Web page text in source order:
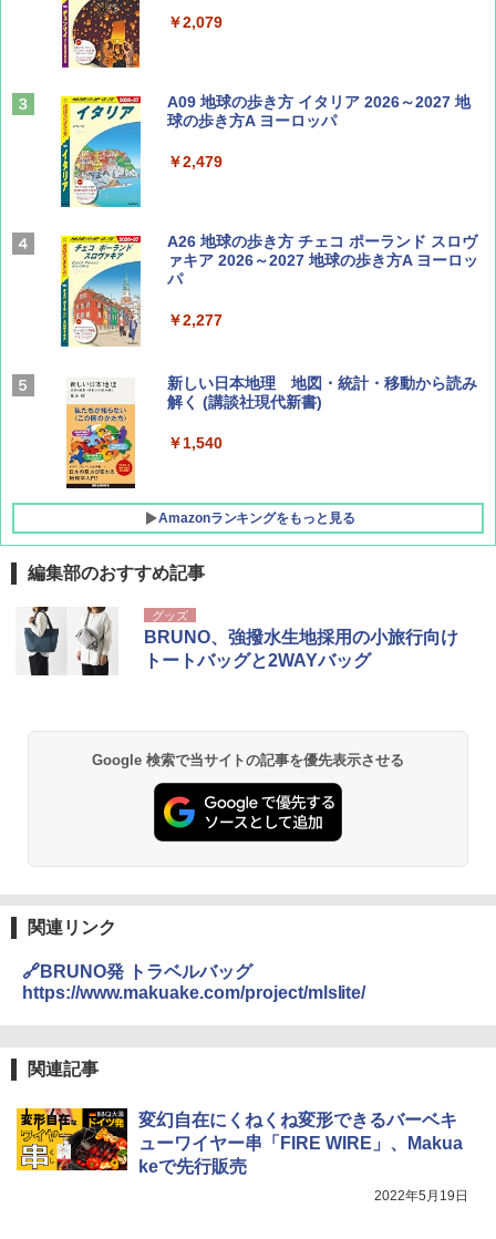
￥713
山と溪谷 2026年8月号「南アルプス大全」
Coyote No.89 特集 星野道夫 夢見る旅
￥1,540
AIRLINE（エアライン）2026年9月号【特
集】ボーイング110周年を祝して！
￥1,760
￥2,079
A09 地球の歩き方 イタリア 2026～2027 地
球の歩き方A ヨーロッパ
￥2,479
A26 地球の歩き方 チェコ ポーランド スロヴ
ァキア 2026～2027 地球の歩き方A ヨーロッ
パ
￥2,277
新しい日本地理 地図・統計・移動から読み
解く (講談社現代新書)
￥1,540
Amazonランキングをもっと見る
[キャンパーズコレクション 山善] ポップアッ
プテント 傘みたいに広げて畳める パッとサ
ッとサンシェード キューブ フルクローズ メ
ッシュ 簡単設置 ワンタッチテント キャンプ
PYKES PEAK (パイクスピーク) 着替えテン
ト プライバシー テント 【中が透けない】 1
人用 折りたたみ 防災グッズ 災害用トイレ ビ
ーチ ピクニック ポップアップテント 携帯 簡
易 トイレテント (ブラック)
ENDLESS BASE 《めざましテレビで紹介》
テント ワンタッチ RENEW 幅200 2-3人用 43
500002(89232)
[キャンパーズコレクション 山善] 傘みたいに
広げるだけ パッとサッとテント ブラックコ
ーティング フルクローズ メッシュ 3-4人用
簡単設置 ポップアップテント エクルベージ
GRANDOOR ステンレス保冷剤 2個セット 2
026リニューアル 急速冷凍 空間倍増 衛生的
コンパクト 保冷力長持ち
DEWEL パラソル 大型 ビーチ アウトドアパ
ラソル ガーデン サイトシート付 折りたたみ
防水 UVカット 4段階高さ調整 軽量 収納袋付
き
秒）射程5～10m 安全ロック搭載 携帯収納袋
付き ヒグマ・イノシシ対策 自治体・教育機
関の購入実績 登山・キャンプ・アウトドア・
ポインターライト 強力 小型 緑色/赤色/青紫色
USB充電式 高精度 超長距離照射 長時間使用
ンパクト多機能設計 持ち運び便利 アウトド
編集部のおすすめ記事
グッズ
BRUNO、強撥水生地採用の小旅行向け
トートバッグと2WAYバッグ
Google 検索で当サイトの記事を優先表示させる
関連リンク
🔗BRUNO発 トラベルバッグ
https://www.makuake.com/project/mlslite/
関連記事
変幻自在にくねくね変形できるバーベキ
ューワイヤー串「FIRE WIRE」、Makua
keで先行販売
2022年5月19日